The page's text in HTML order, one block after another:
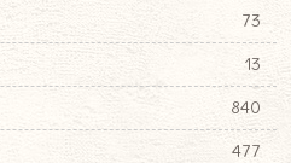
73
13
840
477